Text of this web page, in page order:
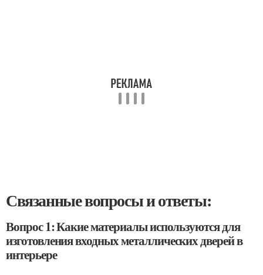
Связанные вопросы и ответы:
Вопрос 1: Какие материалы используются для
изготовления входных металлических дверей в
интерьере